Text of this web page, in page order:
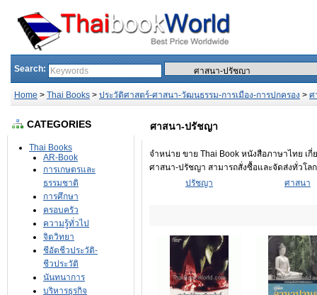
Search:
Home > Thai Books > ประวัติศาสตร์-ศาสนา-วัฒนธรรม-การเมือง-การปกครอง > ศ
CATEGORIES
Thai Books
AR-Book
การเกษตรและ
ธรรมชาติ
การศึกษา
ครอบครัว
ความรู้ทั่วไป
จิตวิทยา
ชีอัตชีวประวัติ-
ชีวประวัติ
นันทนาการ
บริหารธุรกิจ
ศาสนา-ปรัชญา
จำหน่าย ขาย Thai Book หนังสือภาษาไทย เ
ศาสนา-ปรัชญา สามารถสั่งซื้อและจัดส่งทั่วโล
ปรัชญา
ศาสนา